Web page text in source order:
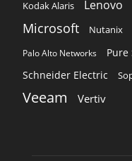
Kodak Alaris Lenovo
Microsoft Nutanix
Palo Alto Networks Pure
Schneider Electric
Veeam Vertiv